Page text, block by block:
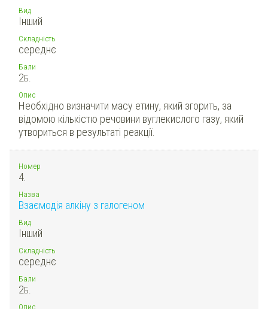
Вид
Інший
Складність
середнє
Бали
2Б.
Опис
Необхідно визначити масу етину, який згорить, за
відомою кількістю речовини вуглекислого газу, який
утвориться в результаті реакції.
Номер
4.
Назва
Взаємодія алкіну з галогеном
Вид
Інший
Складність
середнє
Бали
2Б.
Опис